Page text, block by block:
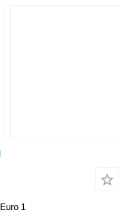
Euro 1